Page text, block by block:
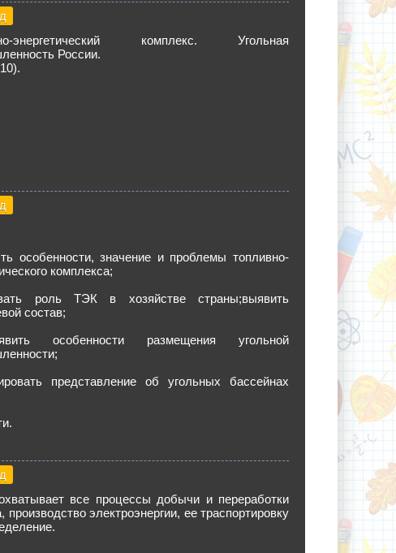
энергетический комплекс. Угольная
России.
особенности, значение и проблемы топливно-
комплекса;
роль ТЭК в хозяйстве страны;выявить
состав;
особенности размещения угольной
представление об угольных бассейнах
все процессы добычи и переработки
производство электроэнергии, ее траспортировку